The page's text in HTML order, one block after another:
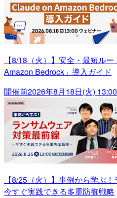
【8/18（火）】安全・最短ル
Amazon Bedrock」導入ガイド
開催前2026年8月18日(火) 13:00
【8/25（火）】事例から学ぶ
今すぐ実践できる多重防御戦略